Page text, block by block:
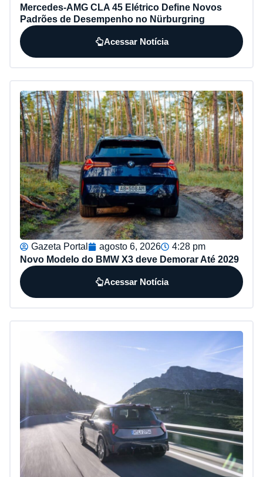
Mercedes-AMG CLA 45 Elétrico Define Novos
Padrões de Desempenho no Nürburgring
Acessar Notícia
Gazeta Portal agosto 6, 2026
4:28 pm
Novo Modelo do BMW X3 deve Demorar Até 2029
Acessar Notícia